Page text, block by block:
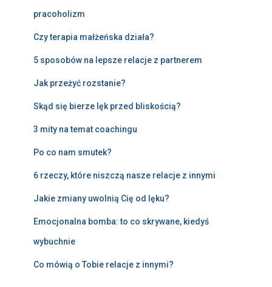
pracoholizm
Czy terapia małżeńska działa?
5 sposobów na lepsze relacje z partnerem
Jak przeżyć rozstanie?
Skąd się bierze lęk przed bliskością?
3 mity na temat coachingu
Po co nam smutek?
6 rzeczy, które niszczą nasze relacje z innymi
Jakie zmiany uwolnią Cię od lęku?
Emocjonalna bomba: to co skrywane, kiedyś
wybuchnie
Co mówią o Tobie relacje z innymi?